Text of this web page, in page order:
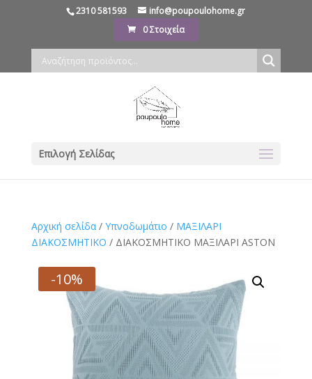
2310 581593
info@poupoulohome.gr
0 Στοιχεία
Επιλογή Σελίδας
Αρχική σελίδα/ Υπνοδωμάτιο / ΜΑΞΙΛΑΡΙ
ΔΙΑΚΟΣΜΗΤΙΚΟ / ΔΙΑΚΟΣΜΗΤΙΚΟ ΜΑΞΙΛΑΡΙ ASTON
-10%